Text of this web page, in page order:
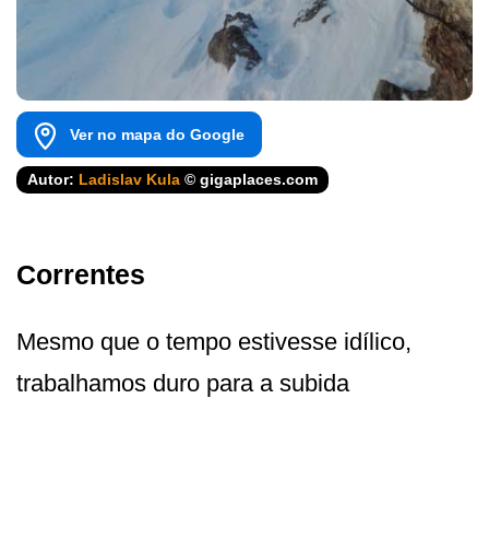
Ver no mapa do Google
Autor: Ladislav Kula © gigaplaces.com
Correntes
Mesmo que o tempo estivesse idílico,
trabalhamos duro para a subida